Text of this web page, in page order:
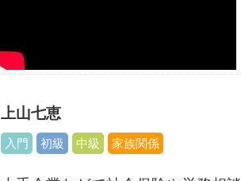
上山七恵
入門 初級 中級 家族関係